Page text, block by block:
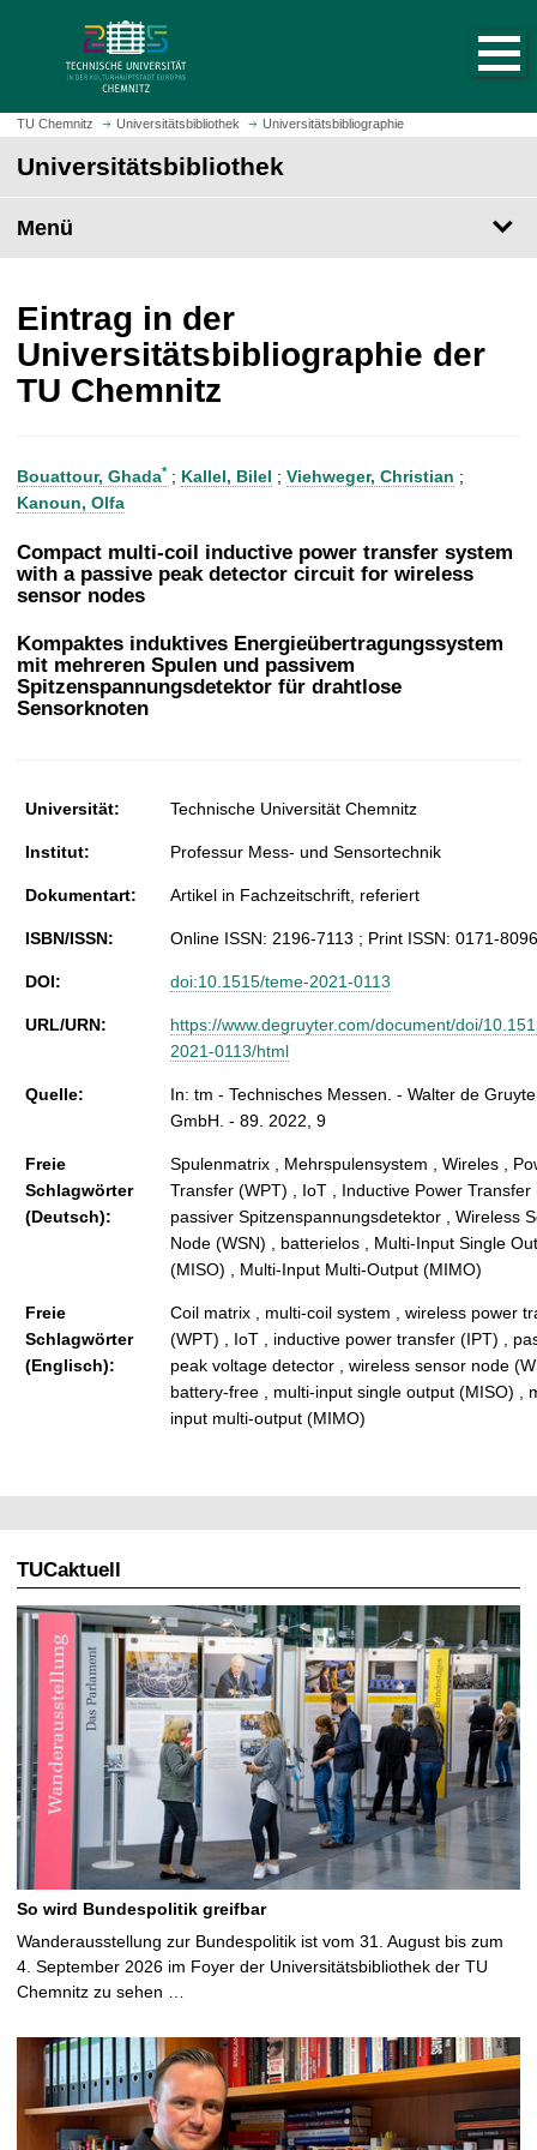
z
m
t
e
i
t
u
f
r
u
TU Chemnitz Universitätsbibliothek Universitätsbibliographie
Universitätsbibliothek
Menü
Eintrag in der
Universitätsbibliographie der
TU Chemnitz
Bouattour, Ghada* ; Kallel, Bilel ; Viehweger, Christian ;
Kanoun, Olfa
Compact multi-coil inductive power transfer system
with a passive peak detector circuit for wireless
sensor nodes
Kompaktes induktives Energieübertragungssystem
mit mehreren Spulen und passivem
Spitzenspannungsdetektor für drahtlose
Sensorknoten
Universität: Technische Universität Chemnitz
Institut: Professur Mess- und Sensortechnik
Dokumentart: Artikel in Fachzeitschrift, referiert
ISBN/ISSN: Online ISSN: 2196-7113 ; Print ISSN: 0171-8096
DOI: doi:10.1515/teme-2021-0113
URL/URN:
https://www.degruyter.com/document/doi/
2021-0113/html
Quelle:
In: tm - Technisches Messen. - Walter de
GmbH. - 89. 2022, 9
Freie
Schlagwörter
(Deutsch):
Spulenmatrix , Mehrspulensystem , Wireles ,
Transfer (WPT) , IoT , Inductive Power Transfer
passiver Spitzenspannungsdetektor , Wireless
Node (WSN) , batterielos , Multi-Input Single
(MISO) , Multi-Input Multi-Output (MIMO)
Freie
Schlagwörter
(Englisch):
Coil matrix , multi-coil system , wireless power
(WPT) , IoT , inductive power transfer (IPT) ,
peak voltage detector , wireless sensor node
battery-free , multi-input single output (MISO) ,
input multi-output (MIMO)
TUCaktuell
So wird Bundespolitik greifbar
Wanderausstellung zur Bundespolitik ist vom 31. August bis zum
4. September 2026 im Foyer der Universitätsbibliothek der TU
Chemnitz zu sehen …